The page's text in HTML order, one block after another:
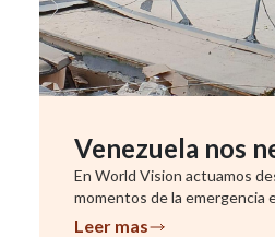
Venezuela nos
En World Vision actuamos
momentos de la emergencia
equipo ya se encuentra evalu...
Leer mas